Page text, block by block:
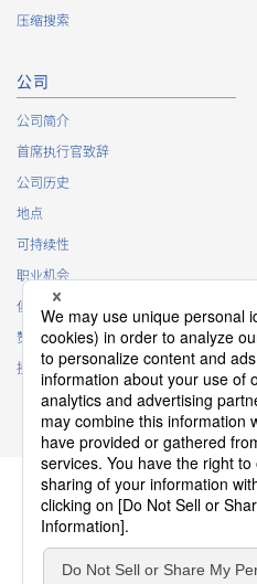
压缩搜索
公司
公司简介
首席执行官致辞
公司历史
地点
可持续性
职业机会
俱乐部活动
赞助
接触
隐私政策 Cookie 政策